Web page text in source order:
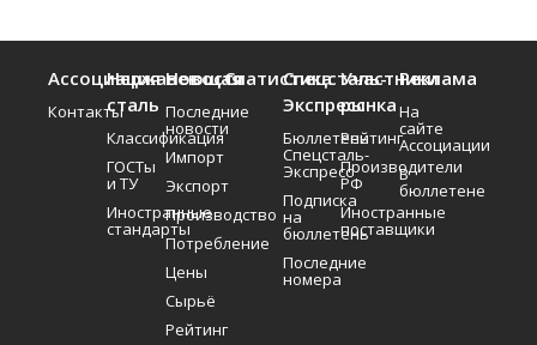
Ассоциация
Контакты
Нержавеющая
сталь
Классификация
ГОСТы
и ТУ
Иностранные
стандарты
Новости
Последние
новости
Импорт
Экспорт
Производство
Потребление
Цены
Сырьё
Рейтинг
СтатистикаСпецсталь-
Экспресс
Бюллетень
Спецсталь-
Экспресс
Подписка
на
бюллетень
Последние
номера
Участники
рынка
Рейтинг
Производители
РФ
Иностранные
поставщики
Реклама
На
сайте
Ассоциации
В
бюллетене